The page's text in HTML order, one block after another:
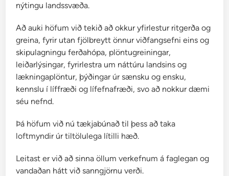
nýtingu landssvæða.
Að auki höfum við tekið að okkur yfirlestur ritgerða og
greina, fyrir utan fjölbreytt önnur viðfangsefni eins og
skipulagningu ferðahópa, plöntugreiningar,
leiðarlýsingar, fyrirlestra um náttúru landsins og
lækningaplöntur, þýðingar úr sænsku og ensku,
kennslu í líffræði og lífefnafræði, svo að nokkur dæmi
séu nefnd.
Þá höfum við nú tækjabúnað til þess að taka
loftmyndir úr tiltölulega lítilli hæð.
Leitast er við að sinna öllum verkefnum á faglegan og
vandaðan hátt við sanngjörnu verði.